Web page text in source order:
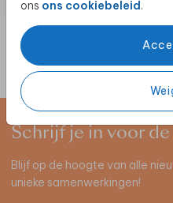
ons ons cookiebeleid.
Schrijf je in voor
Blijf op de hoogte van alle
unieke samenwerkingen!